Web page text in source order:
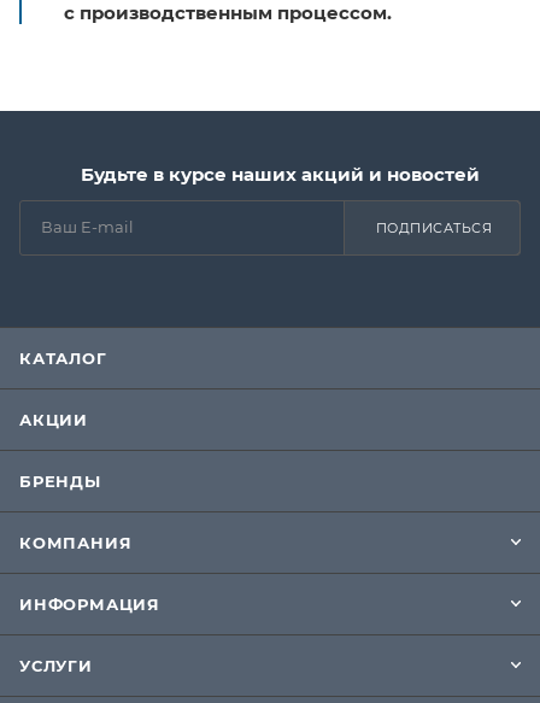
с производственным процессом.
Будьте в курсе наших акций и новостей
ПОДПИСАТЬСЯ
КАТАЛОГ
АКЦИИ
БРЕНДЫ
КОМПАНИЯ
ИНФОРМАЦИЯ
УСЛУГИ